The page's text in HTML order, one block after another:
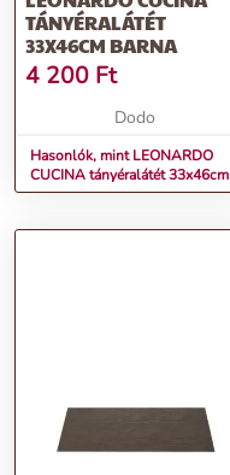
TÁNYÉRALÁTÉT
33X46CM BARNA
4 200 Ft
Dodo
Hasonlók, mint LEONARDO
CUCINA tányéralátét 33x46cm
barna